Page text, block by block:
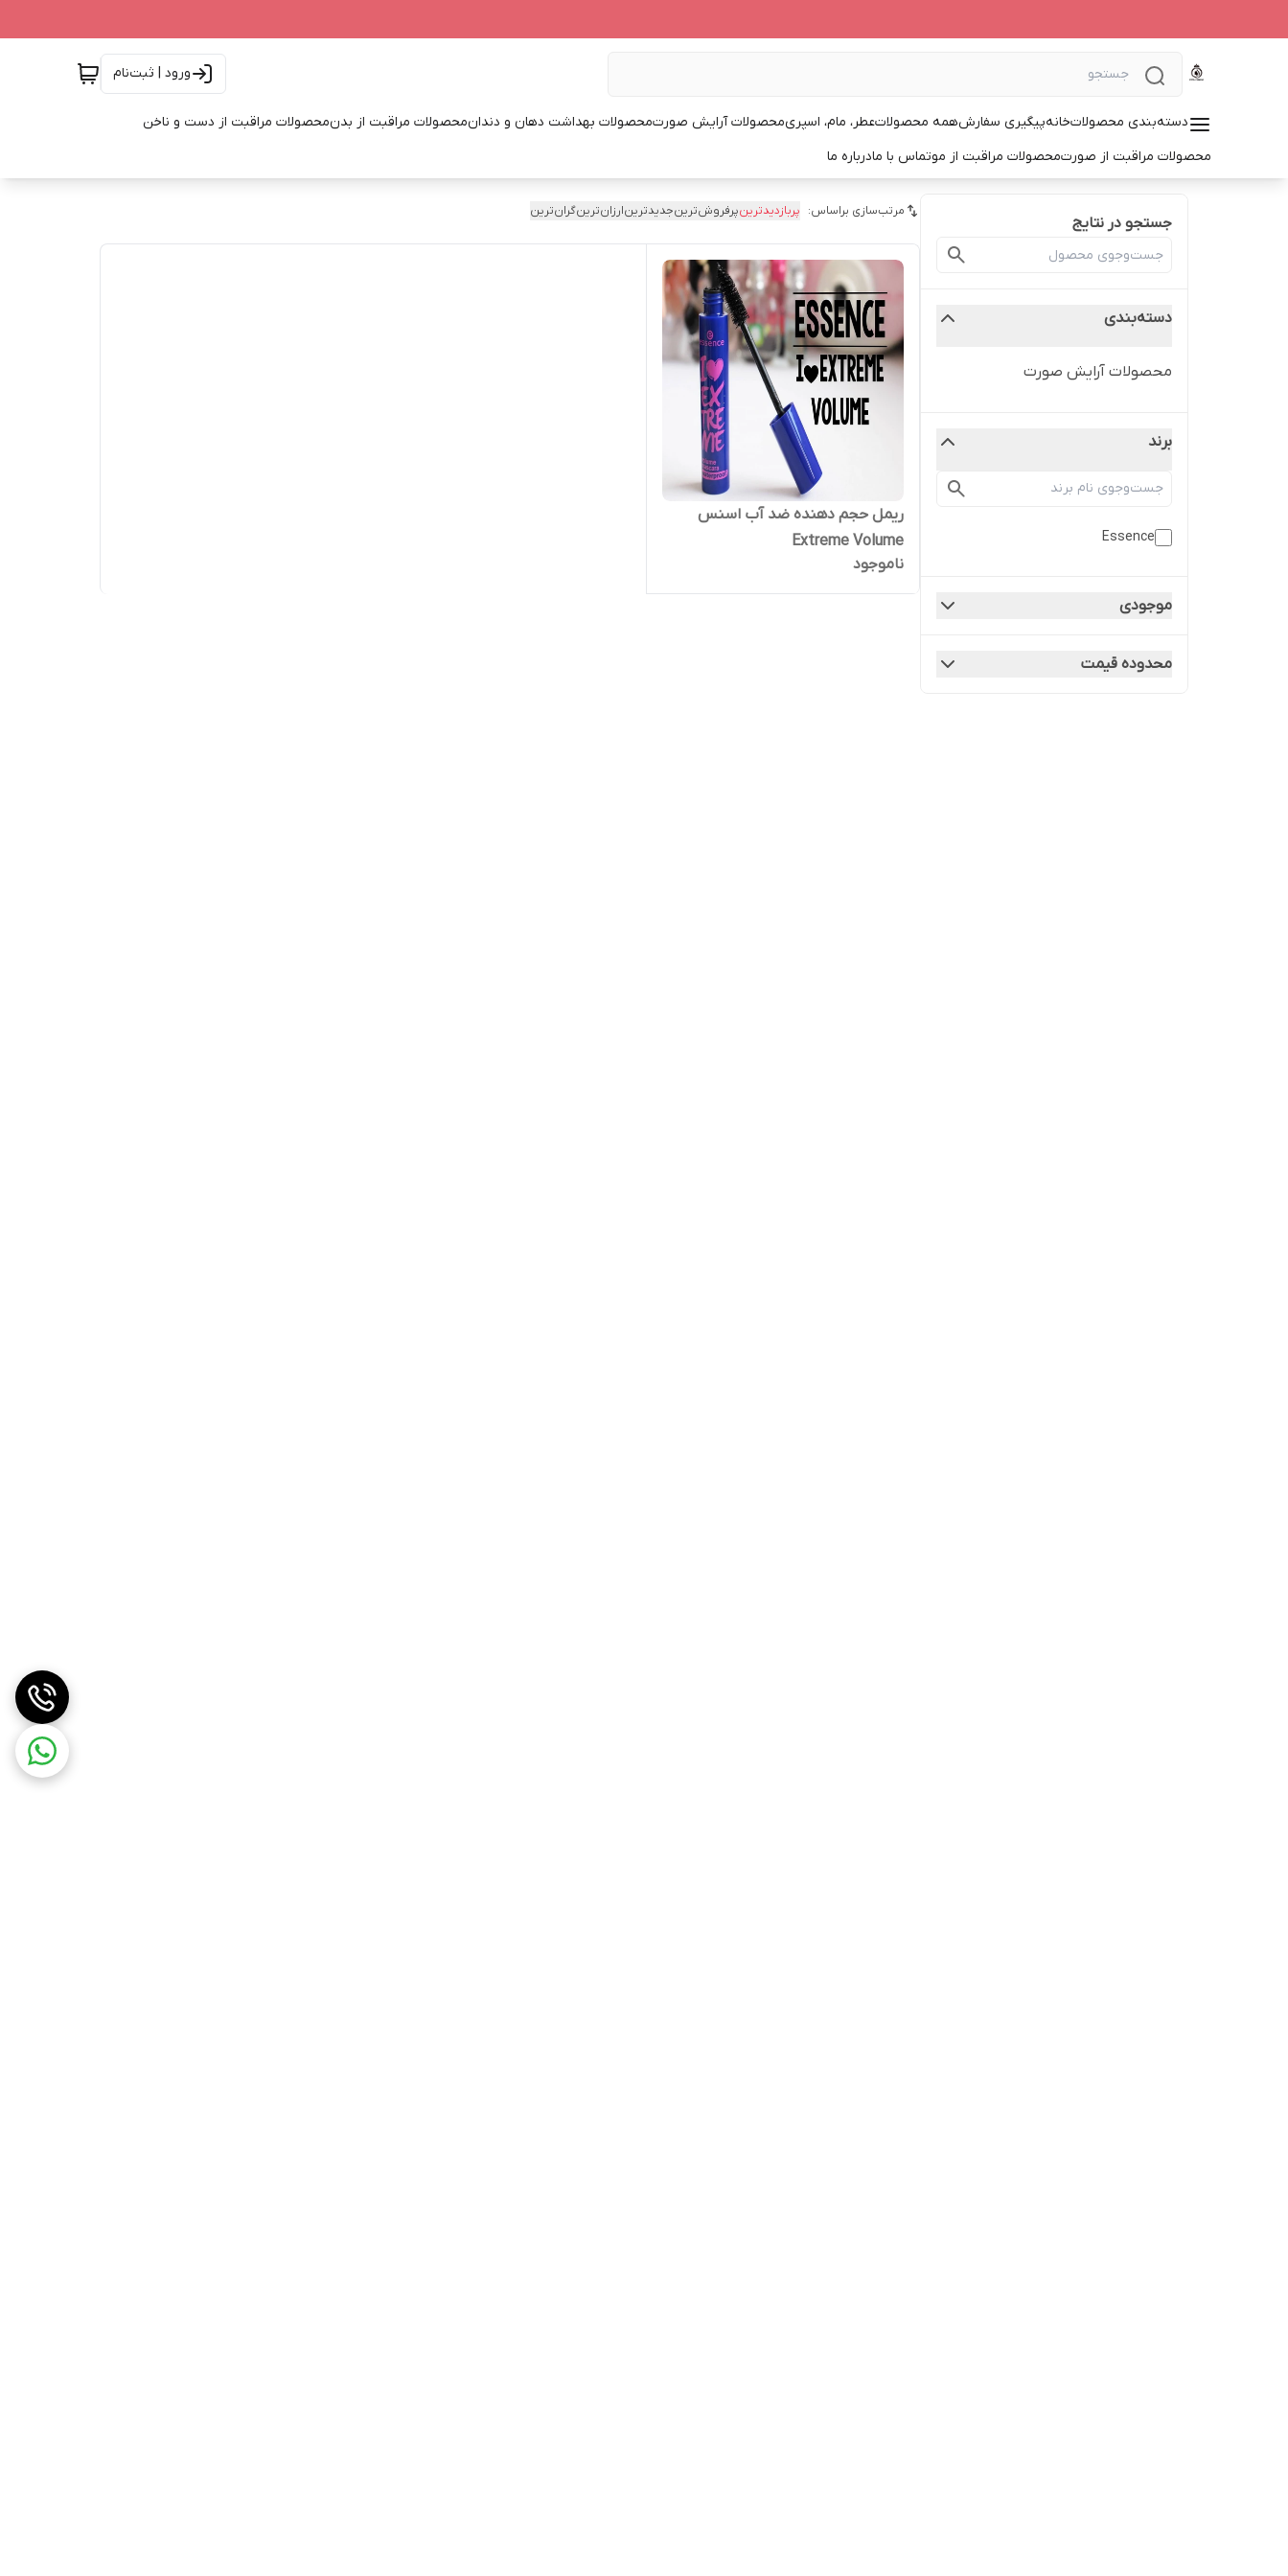
ورود | ثبت‌نام
دسته‌بندی محصولاتخانهپیگیری سفارشهمه محصولاتعطر، مام، اسپریمحصولات آرایش صورتمحصولات بهداشت دهان و دندانمحصولات مراقبت از بدنمحصولات مراقبت از دست و ناخن
محصولات مراقبت از صورتمحصولات مراقبت از موتماس با مادرباره ما
جستجو در نتایج
دسته‌بندی
محصولات آرایش صورت
برند
Essence
موجودی
محدوده قیمت
مرتب‌سازی براساس: پربازدیدترینپرفروش‌ترینجدیدترینارزان‌ترینگران‌ترین
ریمل حجم دهنده ضد آب اسنس
Extreme Volume
ناموجود